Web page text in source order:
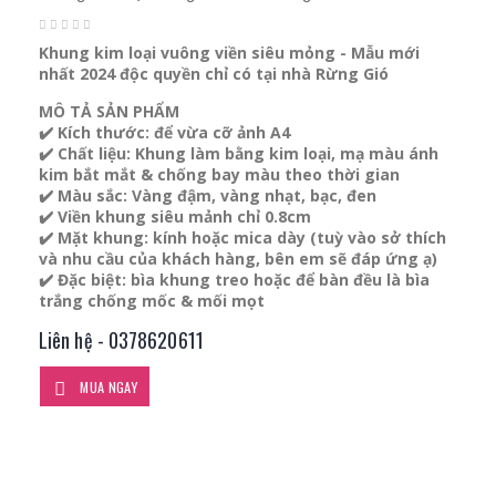
Khung kim loại vuông viền siêu mỏng - Mẫu mới
nhất 2024 độc quyền chỉ có tại nhà Rừng Gió
MÔ TẢ SẢN PHẨM
✔️ Kích thước: để vừa cỡ ảnh A4
✔️ Chất liệu: Khung làm bằng kim loại, mạ màu ánh
kim bắt mắt & chống bay màu theo thời gian
✔️ Màu sắc: Vàng đậm, vàng nhạt, bạc, đen
✔️ Viền khung siêu mảnh chỉ 0.8cm
✔️ Mặt khung: kính hoặc mica dày (tuỳ vào sở thích
và nhu cầu của khách hàng, bên em sẽ đáp ứng ạ)
✔️ Đặc biệt: bìa khung treo hoặc để bàn đều là bìa
trắng chống mốc & mối mọt
Liên hệ - 0378620611
MUA NGAY